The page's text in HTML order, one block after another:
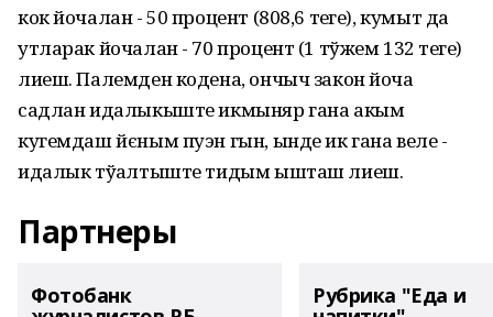
кок йочалан - 50 процент (808,6 теҥге), кумыт да
утларак йочалан - 70 процент (1 тўжем 132 теҥге)
лиеш. Палемден кодена, ончыч закон йоча
садлан идалыкыште икмыняр гана акым
кугемдаш йєным пуэн гын, ынде ик гана веле -
идалык тўҥалтыште тидым ышташ лиеш.
Партнеры
Фотобанк Рубрика "Еда и